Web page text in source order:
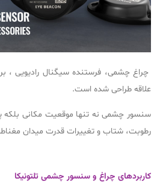
چراغ چشمی، فرستنده سیگنال رادیویی ،
علاقه طراحی شده است.
سنسور چشمی نه تنها موقعیت مکانی بلکه
رطوبت، شتاب و تغییرات قدرت میدان
کاربردهای چراغ و سنسور چشمی تلتونیکا